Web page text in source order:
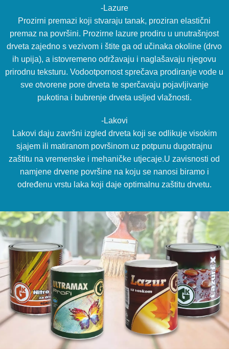
-Lazure
Prozirni premazi koji stvaraju tanak, proziran elastični
premaz na površini. Prozirne lazure prodiru u unutrašnjost
drveta zajedno s vezivom i štite ga od učinaka okoline (drvo
ih upija), a istovremeno održavaju i naglašavaju njegovu
prirodnu teksturu. Vodootpornost sprečava prodiranje vode u
sve otvorene pore drveta te sperčavaju pojavljivanje
pukotina i bubrenje drveta usljed vlažnosti.
-Lakovi
Lakovi daju završni izgled drveta koji se odlikuje visokim
sjajem ili matiranom površinom uz potpunu dugotrajnu
zaštitu na vremenske i mehaničke utjecaje.U zavisnosti od
namjene drvene površine na koju se nanosi biramo i
određenu vrstu laka koji daje optimalnu zaštitu drvetu.